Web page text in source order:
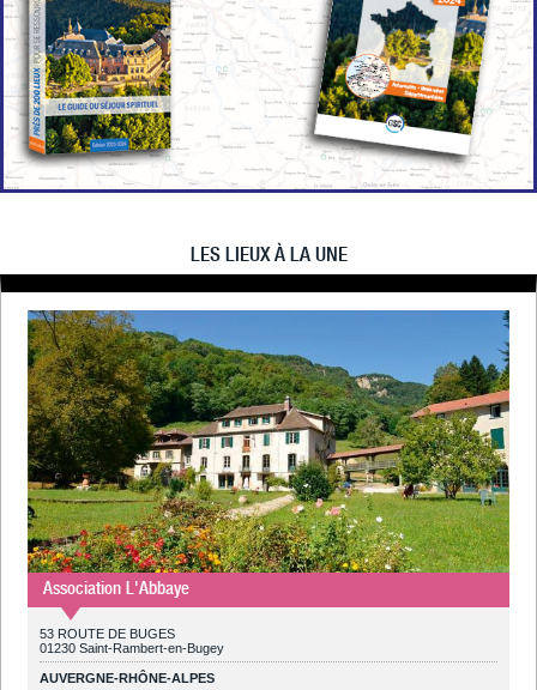
LES LIEUX À LA UNE
Association L'Abbaye
53 ROUTE DE BUGES
01230 Saint-Rambert-en-Bugey
AUVERGNE-RHÔNE-ALPES